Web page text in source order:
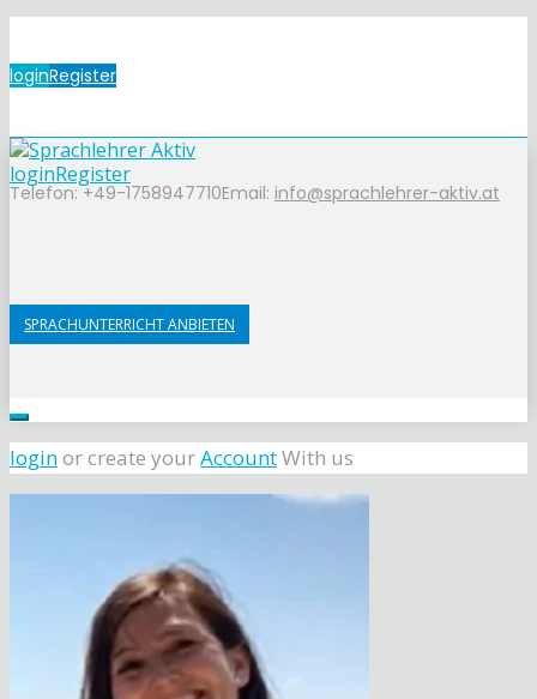
loginRegister
Telefon: +49-1758947710Email: info@sprachlehrer-aktiv.at
loginRegister
SPRACHUNTERRICHT ANBIETEN
loginor create yourAccountWith us